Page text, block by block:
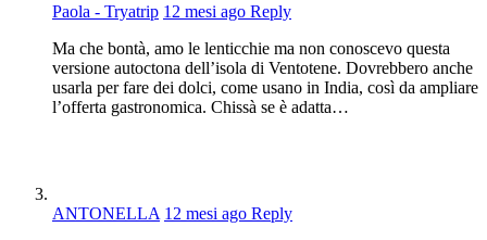
Paola - Tryatrip 12 mesi ago Reply
Ma che bontà, amo le lenticchie ma non conoscevo questa
versione autoctona dell’isola di Ventotene. Dovrebbero anche
usarla per fare dei dolci, come usano in India, così da ampliare
l’offerta gastronomica. Chissà se è adatta…
ANTONELLA 12 mesi ago Reply